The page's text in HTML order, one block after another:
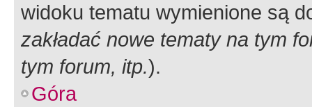
widoku tematu wymienione są
zakładać nowe tematy na tym
tym forum, itp.).
Góra